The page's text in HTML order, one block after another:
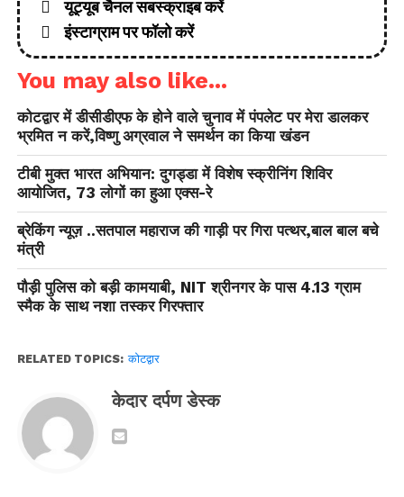
यूट्यूब चैनल सबस्क्राइब करें
इंस्टाग्राम पर फॉलो करें
You may also like...
कोटद्वार में डीसीडीएफ के होने वाले चुनाव में पंपलेट पर मेरा डालकर
भ्रमित न करें,विष्णु अग्रवाल ने समर्थन का किया खंडन
टीबी मुक्त भारत अभियान: दुगड्डा में विशेष स्क्रीनिंग शिविर
आयोजित, 73 लोगों का हुआ एक्स-रे
ब्रेकिंग न्यूज़ ..सतपाल महाराज की गाड़ी पर गिरा पत्थर,बाल बाल बचे
मंत्री
पौड़ी पुलिस को बड़ी कामयाबी, NIT श्रीनगर के पास 4.13 ग्राम
स्मैक के साथ नशा तस्कर गिरफ्तार
RELATED TOPICS: कोटद्वार
केदार दर्पण डेस्क